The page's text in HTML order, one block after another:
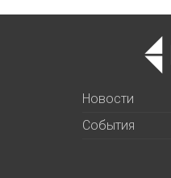
Новости
События